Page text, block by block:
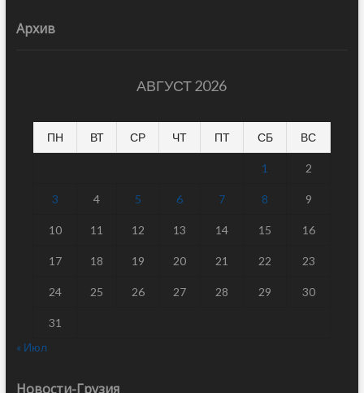
Архив
АВГУСТ 2026
ПН ВТ СР ЧТ ПТ СБ ВС
1 2
3 4 5 6 7 8 9
10 11 12 13 14 15 16
17 18 19 20 21 22 23
24 25 26 27 28 29 30
31
« Июл
Новости-Грузия